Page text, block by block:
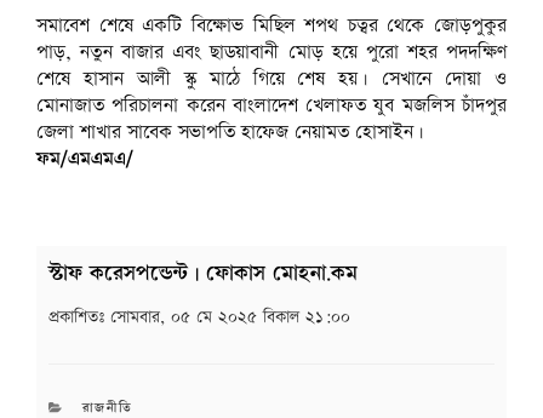
সমাবেশ শেষে একটি বিক্ষোভ মিছিল শপথ চত্বর থেকে জোড়পুকুর
পাড়, নতুন বাজার এবং ছাডয়াবানী মোড় হয়ে পুরো শহর পদদক্ষিণ
শেষে হাসান আলী স্কু মাঠে গিয়ে শেষ হয়। সেখানে দোয়া ও
মোনাজাত পরিচালনা করেন বাংলাদেশ খেলাফত যুব মজলিস চাঁদপুর
জেলা শাখার সাবেক সভাপতি হাফেজ নেয়ামত হোসাইন।
ফম/এমএমএ/
স্টাফ করেসপন্ডেন্ট | ফোকাস মোহনা.কম
প্রকাশিতঃ সোমবার, ০৫ মে ২০২৫ বিকাল ২১:০০
CATEGORIES
রাজনীতি